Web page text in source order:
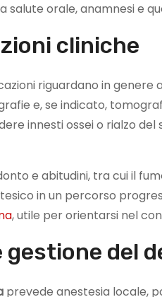
orale, anamnesi e
cliniche
riguardano in
e, se indicato,
innesti ossei o rialzo
e abitudini, tra cui il
in un percorso
, utile per orientarsi nel
del
prevede anestesia locale,